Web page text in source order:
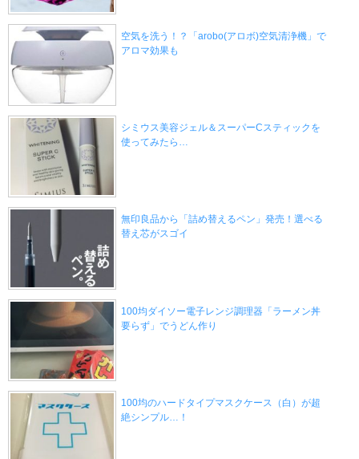
空気を洗う！？「arobo(アロボ)空気清浄機」で
アロマ効果も
シミウス美容ジェル＆スーパーCスティックを
使ってみたら…
無印良品から「詰め替えるペン」発売！選べる
替え芯がスゴイ
100均ダイソー電子レンジ調理器「ラーメン丼
要らず」でうどん作り
100均のハードタイプマスクケース（白）が超
絶シンプル…！